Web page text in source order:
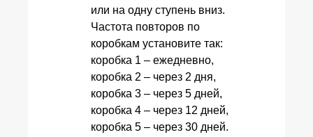
или на одну ступень вниз.
Частота повторов по
коробкам установите так:
коробка 1 – ежедневно,
коробка 2 – через 2 дня,
коробка 3 – через 5 дней,
коробка 4 – через 12 дней,
коробка 5 – через 30 дней.